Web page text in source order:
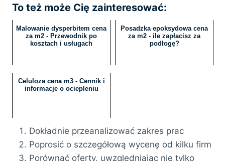
To też może Cię zainteresować:
Malowanie dysperbitem cena
za m2 - Przewodnik po
kosztach i usługach
Posadzka epoksydowa cena
za m2 - ile zapłacisz za
podłogę?
Celuloza cena m3 - Cennik i
informacje o ociepleniu
Dokładnie przeanalizować zakres prac
Poprosić o szczegółową wycenę od kilku firm
Porównać oferty, uwzględniając nie tylko